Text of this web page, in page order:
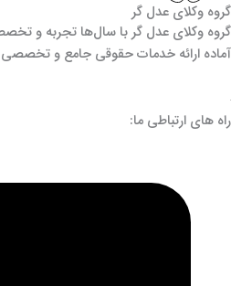
گروه وکلای عدل گر
گروه وکلای عدل گر با سال‌ها تجربه و
آماده ارائه خدمات حقوقی جامع و
راه های ارتباطی ما: